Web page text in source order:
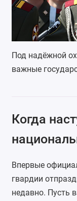
Под надёжной
важные
Когда
Впервые
гвардии
недавно. Пусть